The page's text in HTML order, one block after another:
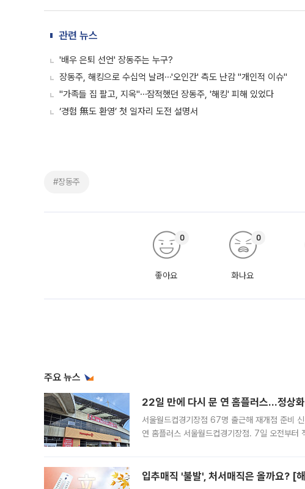
관련 뉴스
'배우 은퇴 선언' 장동주는 누구?
장동주, 해킹으로 수십억 날려⋯'오인간' 측도 난감 "개인적 이슈"
"가족들 집 팔고, 지옥"⋯잠적했던 장동주, '해킹' 피해 있었다
‘경험 無도 환영’ 첫 일자리 도전 설명서
#장동주
좋아요
0
화나요
0
주요 뉴스
22일 만에 다시 문 연 홈플러스…정상
서울월드컵경기장점 67명 출근해 재개점 준비
연 홈플러스 서울월드컵경기장점. 7일 오전부터
입추매직 '불발', 처서매직은 올까요? [